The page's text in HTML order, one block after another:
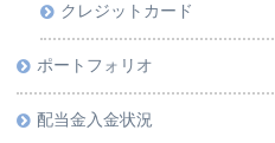
クレジットカード
ポートフォリオ
配当金入金状況